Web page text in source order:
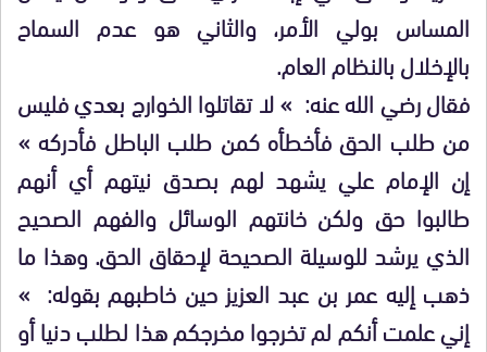
المساس بولي الأمر، والثاني هو عدم السماح
بالإخلال بالنظام العام.
فقال رضي الله عنه: » لا تقاتلوا الخوارج بعدي فليس
من طلب الحق فأخطأه كمن طلب الباطل فأدركه »
إن الإمام علي يشهد لهم بصدق نيتهم أي أنهم
طالبوا حق ولكن خانتهم الوسائل والفهم الصحيح
الذي يرشد للوسيلة الصحيحة لإحقاق الحق. وهذا ما
ذهب إليه عمر بن عبد العزيز حين خاطبهم بقوله: »
إني علمت أنكم لم تخرجوا مخرجكم هذا لطلب دنيا أو